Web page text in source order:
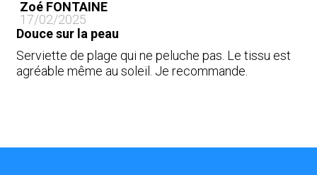
Zoé FONTAINE
17/02/2025
Douce sur la peau
Serviette de plage qui ne peluche pas. Le tissu est
agréable même au soleil. Je recommande.